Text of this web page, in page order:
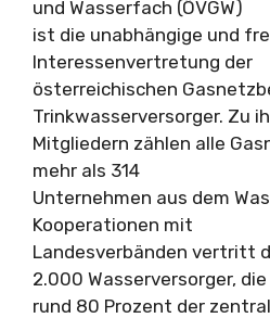
und Wasserfach (ÖVGW)
ist die unabhängige und
Interessenvertretung der
österreichischen
Trinkwasserversorger. Zu
Mitgliedern zählen alle
mehr als 314
Unternehmen aus dem
Kooperationen mit
Landesverbänden vertritt
2.000 Wasserversorger, die
rund 80 Prozent der